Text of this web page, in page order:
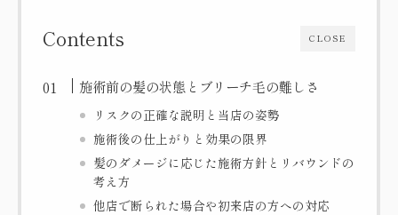
CLOSE
Contents
施術前の髪の状態とブリーチ毛の難しさ
リスクの正確な説明と当店の姿勢
施術後の仕上がりと効果の限界
髪のダメージに応じた施術方針とリバウンドの
考え方
他店で断られた場合や初来店の方への対応